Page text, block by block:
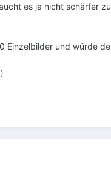
es ja nicht schärfer
Einzelbilder und würde